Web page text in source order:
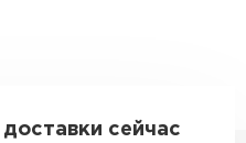
сейчас